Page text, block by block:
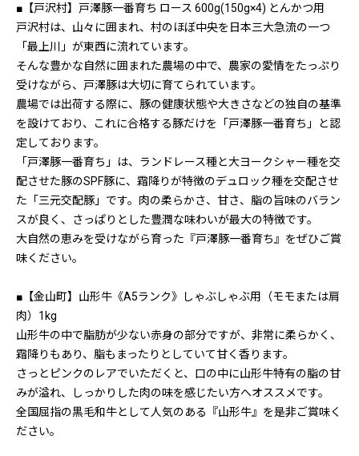
■【戸沢村】戸澤豚一番育ち ロース 600g(150g×4) とんかつ用
戸沢村は、山々に囲まれ、村のほぼ中央を日本三大急流の一つ
「最上川」が東西に流れています。
そんな豊かな自然に囲まれた農場の中で、農家の愛情をたっぷり
受けながら、戸澤豚は大切に育てられています。
農場では出荷する際に、豚の健康状態や大きさなどの独自の基準
を設けており、これに合格する豚だけを「戸澤豚一番育ち」と認
定しております。
「戸澤豚一番育ち」は、ランドレース種と大ヨークシャー種を交
配させた豚のSPF豚に、霜降りが特徴のデュロック種を交配させ
た「三元交配豚」です。肉の柔らかさ、甘さ、脂の旨味のバラン
スが良く、さっぱりとした豊潤な味わいが最大の特徴です。
大自然の恵みを受けながら育った『戸澤豚一番育ち』をぜひご賞
味ください。
■【金山町】山形牛《A5ランク》しゃぶしゃぶ用（モモまたは肩
肉）1kg
山形牛の中で脂肪が少ない赤身の部分ですが、非常に柔らかく、
霜降りもあり、脂もまったりとしていて甘く香ります。
さっとピンクのレアでいただくと、口の中に山形牛特有の脂の甘
みが溢れ、しっかりした肉の味を感じたい方へオススメです。
全国屈指の黒毛和牛として人気のある『山形牛』を是非ご賞味く
ださい。